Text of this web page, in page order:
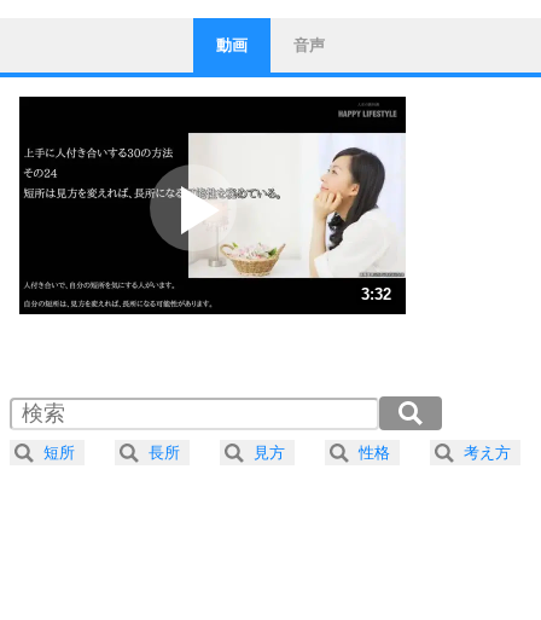
1
ストレス対策
他人と比べない。
いっそのこと、他人を見ない。
いらいらしない人になる30の方法
ポジティブになれない原因は、行動しないから。
ポジティブ思考になる30の方法
ストレス対策
人生、なんとかなるもの。
気楽に生きる30の方法
4 器の大きい人は、怒りを優しさで表現する。
プラス思考
動画 音声
3:32
2.0倍速 （416KB 1分46秒）
2.5倍速 （333KB 1分25秒）
3.0倍速 （278KB 1分10秒）
短所 長所 見方 性格 考え方